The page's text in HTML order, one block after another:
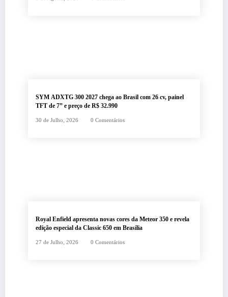
SYM ADXTG 300 2027 chega ao Brasil com 26 cv, painel
TFT de 7” e preço de R$ 32.990
30 de Julho, 2026 0 Comentários
Royal Enfield apresenta novas cores da Meteor 350 e revela
edição especial da Classic 650 em Brasília
27 de Julho, 2026 0 Comentários